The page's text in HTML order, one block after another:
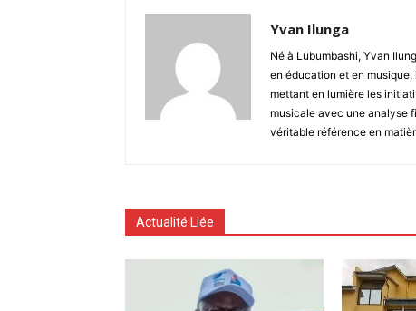
Yvan Ilunga
Né à Lubumbashi, Yvan
en éducation et en
mettant en lumière les
musicale avec une analyse
véritable référence en
Actualité Liée